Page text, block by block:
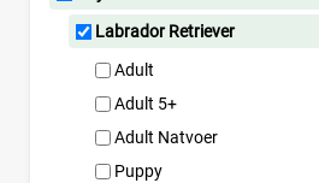
Labrador Retriever
Adult
Adult 5+
Adult Natvoer
Puppy